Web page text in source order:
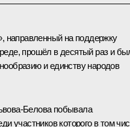
направленный на поддержку
прошёл в десятый раз и
и единству народов
Беловапобывала
участников которого в том